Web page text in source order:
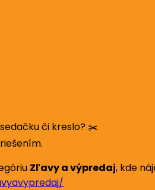
či kreslo? ✂️
Zľavy a výpredaj, kde